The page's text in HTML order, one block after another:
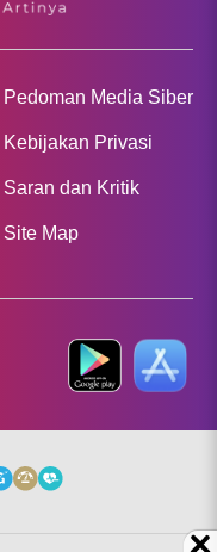
Pedoman Media Siber
Kebijakan Privasi
Saran dan Kritik
Site Map